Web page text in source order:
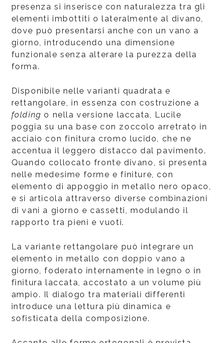
presenza si inserisce con naturalezza tra gli
elementi imbottiti o lateralmente al divano,
dove può presentarsi anche con un vano a
giorno, introducendo una dimensione
funzionale senza alterare la purezza della
forma.
Disponibile nelle varianti quadrata e
rettangolare, in essenza con costruzione a
folding o nella versione laccata, Lucile
poggia su una base con zoccolo arretrato in
acciaio con finitura cromo lucido, che ne
accentua il leggero distacco dal pavimento.
Quando collocato fronte divano, si presenta
nelle medesime forme e finiture, con
elemento di appoggio in metallo nero opaco,
e si articola attraverso diverse combinazioni
di vani a giorno e cassetti, modulando il
rapporto tra pieni e vuoti.
La variante rettangolare può integrare un
elemento in metallo con doppio vano a
giorno, foderato internamente in legno o in
finitura laccata, accostato a un volume più
ampio. Il dialogo tra materiali differenti
introduce una lettura più dinamica e
sofisticata della composizione.